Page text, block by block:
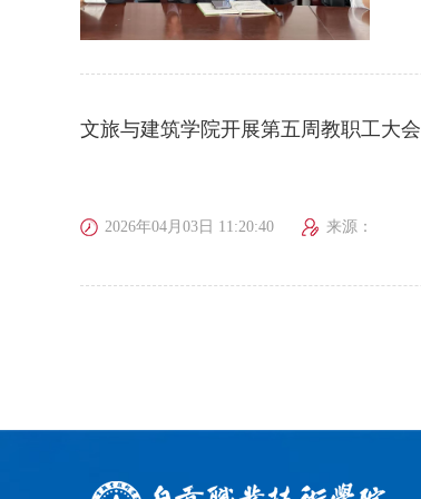
文旅与建筑学院开展第五周教职工大会
2026年04月03日 11:20:40 来源：